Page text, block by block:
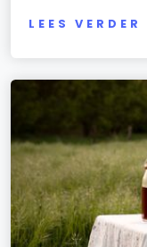
LEES VERDER